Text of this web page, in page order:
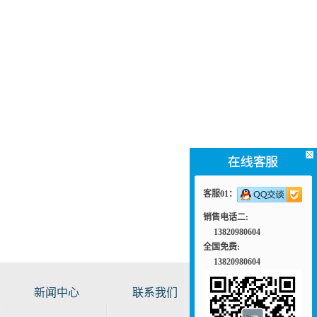
新闻中心 联系我们
客服01：
销售电话二:
13820980604
全国免费:
13820980604